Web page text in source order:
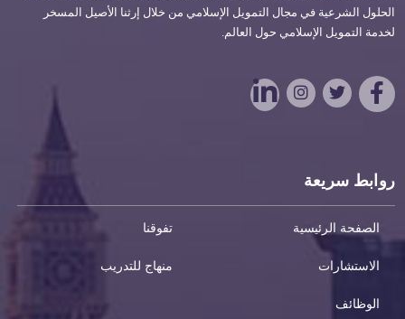
الحلول الشرعية في مجال التمويل الإسلامي من خلال إرثنا الأصيل المسخر
لخدمة التمويل الإسلامي حول العالم.
روابط سريعة
الصفحة الرئيسية تفوقنا
الاستشارات منهاج للتدريب
الوظائف